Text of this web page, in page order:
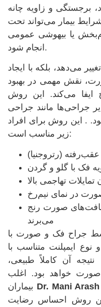
برجستگی و زاویه چانه
بیمار می‌تواند تحت
یا بیهوشی عمومی
انجام شود.
می‌دهد، بلکه با ایجاد
نقش مهمی در بهبود
ایفا می‌کند. این روش
جراحی‌ها مانند جراحی
. این روش برای افراد
زیر مناسب است:
(رتروجنیا)
فک با گلو و گردن
تهاجمی بالا
صورت در نمای نیم‌رخ
بافت‌های صورت رنج
می‌برند
جراح فک و صورت با
ایمپلنت متناسب با
آن کاملاً طبیعی،
صورت خواهد بود. اغلب
Dr. Mani
روش احساس رضایت